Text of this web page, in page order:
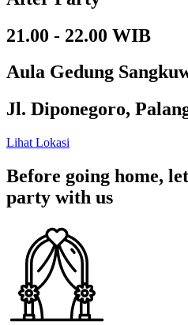
21.00 - 22.00 WIB
Aula Gedung
Jl. Diponegoro,
Lihat Lokasi
Before going home,
party with us